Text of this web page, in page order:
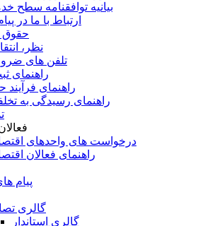
بیانیه توافقنامه سطح
ارتباط با ما در
حقوق
نظر،
تلفن های
راهنمای
راهنمای فرآیند
راهنمای رسیدگی به
درخواست های واحدهای
راهنمای فعالان
پیام
گالری
گالری استاندار